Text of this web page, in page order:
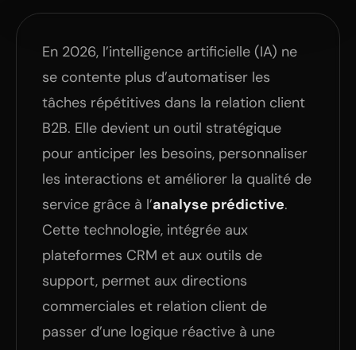
En 2026, l’intelligence artificielle (IA) ne
se contente plus d’automatiser les
tâches répétitives dans la relation client
B2B. Elle devient un outil stratégique
pour anticiper les besoins, personnaliser
les interactions et améliorer la qualité de
service grâce à l’analyse prédictive.
Cette technologie, intégrée aux
plateformes CRM et aux outils de
support, permet aux directions
commerciales et relation client de
passer d’une logique réactive à une